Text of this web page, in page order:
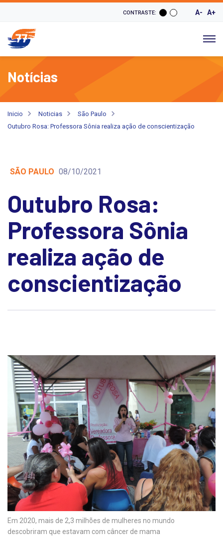
CONTRASTE: A- A+
Notícias
Inicio Noticias
São Paulo
Outubro Rosa: Professora Sônia realiza ação de conscientização
SÃO PAULO 08/10/2021
Outubro Rosa:
Professora Sônia
realiza ação de
conscientização
Em 2020, mais de 2,3 milhões de mulheres no mundo
descobriram que estavam com câncer de mama